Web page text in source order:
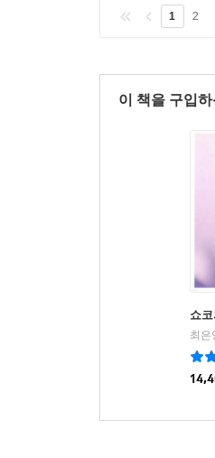
1 2
이 책을 구입
쇼
최은